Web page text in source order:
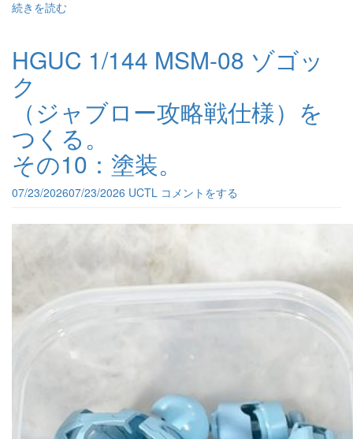
続きを読む
HGUC 1/144 MSM-08 ゾゴッ
ク
（ジャブロー攻略戦仕様）を
つくる。
その10：塗装。
07/23/202607/23/2026 UCTL コメントをする